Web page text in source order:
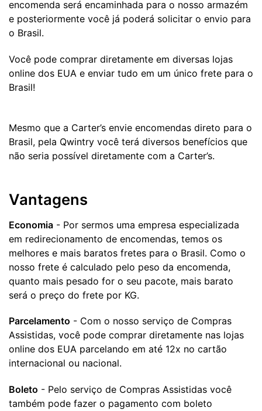
encomenda será encaminhada para o nosso armazém
e posteriormente você já poderá solicitar o envio para
o Brasil.
Você pode comprar diretamente em diversas lojas
online dos EUA e enviar tudo em um único frete para o
Brasil!
Mesmo que a Carter’s envie encomendas direto para o
Brasil, pela Qwintry você terá diversos benefícios que
não seria possível diretamente com a Carter’s.
Vantagens
Economia - Por sermos uma empresa especializada
em redirecionamento de encomendas, temos os
melhores e mais baratos fretes para o Brasil. Como o
nosso frete é calculado pelo peso da encomenda,
quanto mais pesado for o seu pacote, mais barato
será o preço do frete por KG.
Parcelamento - Com o nosso serviço de Compras
Assistidas, você pode comprar diretamente nas lojas
online dos EUA parcelando em até 12x no cartão
internacional ou nacional.
Boleto - Pelo serviço de Compras Assistidas você
também pode fazer o pagamento com boleto